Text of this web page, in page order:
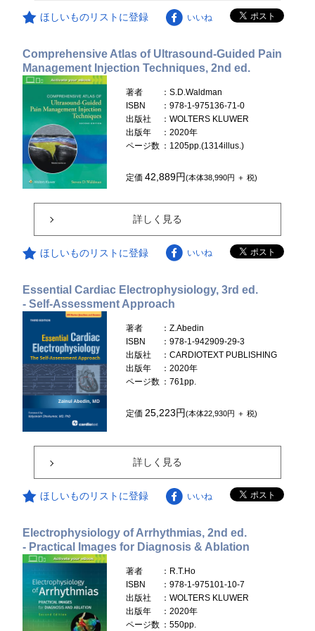
ほしいものリストに登録 いいね
Comprehensive Atlas of Ultrasound-Guided Pain
Management Injection Techniques, 2nd ed.
著者
：S.D.Waldman
ISBN
：978-1-975136-71-0
出版社
：WOLTERS KLUWER
出版年
：2020年
ページ数 ：1205pp.(1314illus.)
定価42,889円(本体38,990円 ＋ 税)
詳しく見る
ほしいものリストに登録 いいね
Essential Cardiac Electrophysiology, 3rd ed.
- Self-Assessment Approach
著者
：Z.Abedin
ISBN
：978-1-942909-29-3
出版社
：CARDIOTEXT PUBLISHING
出版年
：2020年
ページ数 ：761pp.
定価 25,223円(本体22,930円 ＋ 税)
詳しく見る
ほしいものリストに登録 いいね
Electrophysiology of Arrhythmias, 2nd ed.
- Practical Images for Diagnosis & Ablation
著者
：R.T.Ho
ISBN
：978-1-975101-10-7
出版社
：WOLTERS KLUWER
出版年
：2020年
ページ数 ：550pp.